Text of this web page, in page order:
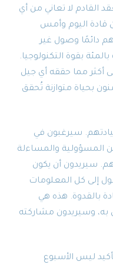
القادم لا تعاني من أي
قادة اليوم وأمس
دائمًا وصول غير
بقوة التكنولوجيا.
أكثر مما حققه أي جيل
بحياة متوازنة تُحقق
سيرغبون في
المسؤولية والمساءلة
سيريدون أن يكون
إلى كل المعلومات
بالقدوة. هذه هي
به، وسيريدون مشاركته
ليس الأسبوع